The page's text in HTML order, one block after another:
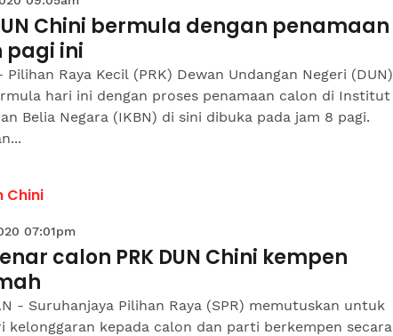
Chini bermula dengan penamaan
pagi ini
Pilihan Raya Kecil (PRK) Dewan Undangan Negeri (DUN)
hari ini dengan proses penamaan calon di Institut
Belia Negara (IKBN) di sini dibuka pada jam 8 pagi.
Chini
07:01pm
calon PRK DUN Chini kempen
- Suruhanjaya Pilihan Raya (SPR) memutuskan untuk
kelonggaran kepada calon dan parti berkempen secara